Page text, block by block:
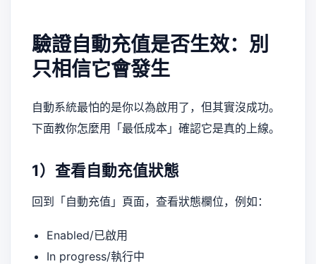
驗證自動充值是否生效：別
只相信它會發生
自動系統最怕的是你以為啟用了，但其實沒成功。
下面教你怎麼用「最低成本」確認它是真的上線。
1）查看自動充值狀態
回到「自動充值」頁面，查看狀態欄位，例如：
Enabled/已啟用
In progress/執行中